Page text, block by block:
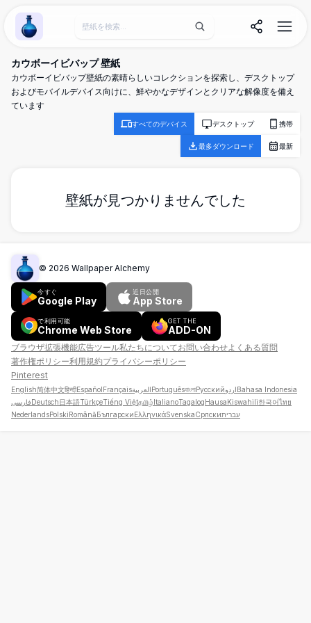
Wallpaper Alchemy
カウボーイビバップ 壁紙
カウボーイビバップ壁紙の素晴らしいコレクションを探索し、デスクトップ
およびモバイルデバイス向けに、鮮やかなデザインとクリアな解像度を備え
ています
すべてのデバイス デスクトップ 携帯
最多ダウンロード 最新
壁紙が見つかりませんでした
© 2026 Wallpaper Alchemy
今すぐ
Google Play
近日公開
App Store
で利用可能
Chrome Web Store
GET THE
ADD-ON
ブラウザ拡張機能広告ツール私たちについてお問い合わせよくある質問
著作権ポリシー利用規約プライバシーポリシー
Pinterest
English简体中文हिन्दीEspañolFrançaisالعربيةPortuguêsবাংলাРусскийاردوBahasa Indonesia
فارسیDeutsch日本語TürkçeTiếng Việtதமிழ்ItalianoTagalogHausaKiswahili한국어ไทย
NederlandsPolskiRomânăБългарскиΕλληνικάSvenskaСрпскиעברית